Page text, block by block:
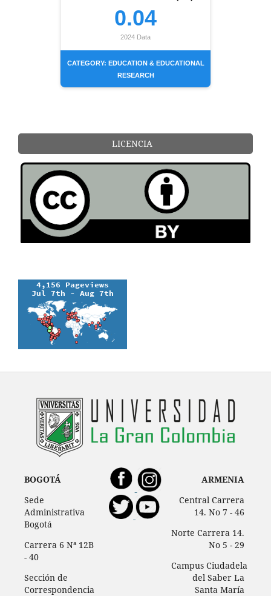
0.04
2024 Data
CATEGORY: EDUCATION & EDUCATIONAL
RESEARCH
LICENCIA
BOGOTÁ
Sede
Administrativa
Bogotá
Carrera 6 Nª 12B
- 40
Sección de
Correspondencia
ARMENIA
Central Carrera
14. No 7 - 46
Norte Carrera 14.
No 5 - 29
Campus Ciudadela
del Saber La
Santa María